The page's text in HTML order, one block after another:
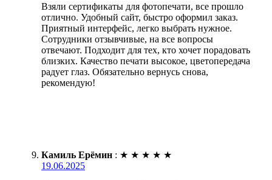
Взяли сертификаты для фотопечати, все прошло
отлично. Удобный сайт, быстро оформил заказ.
Приятный интерфейс, легко выбрать нужное.
Сотрудники отзывчивые, на все вопросы
отвечают. Подходит для тех, кто хочет порадовать
близких. Качество печати высокое, цветопередача
радует глаз. Обязательно вернусь снова,
рекомендую!
Камиль Ерёмин : ★ ★ ★ ★ ★
19.06.2025